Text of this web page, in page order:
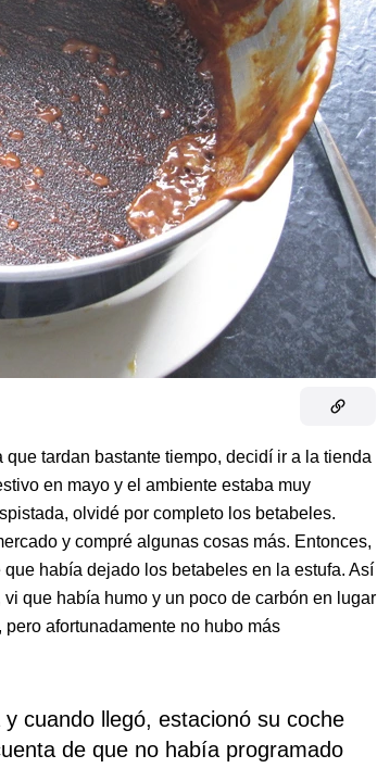
tardan bastante tiempo, decidí ir a la tienda
en mayo y el ambiente estaba muy
olvidé por completo los betabeles.
y compré algunas cosas más. Entonces,
había dejado los betabeles en la estufa. Así
que había humo y un poco de carbón en lugar
afortunadamente no hubo más
cuando llegó, estacionó su coche
de que no había programado